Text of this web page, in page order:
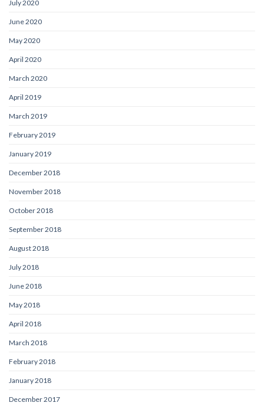
July 2020
June 2020
May 2020
April 2020
March 2020
April 2019
March 2019
February 2019
January 2019
December 2018
November 2018
October 2018
September 2018
August 2018
July 2018
June 2018
May 2018
April 2018
March 2018
February 2018
January 2018
December 2017